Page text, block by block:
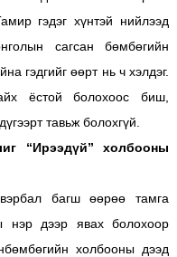
гэдэг хүнтэй нийлээд
сагсан бөмбөгийн
гэдгийг өөрт нь ч хэлдэг.
ёстой болохоос биш,
тавьж болохгүй.
“Ирээдүй” холбооны
багш өөрөө тамга
нэр дээр явах болохоор
холбооны дээд